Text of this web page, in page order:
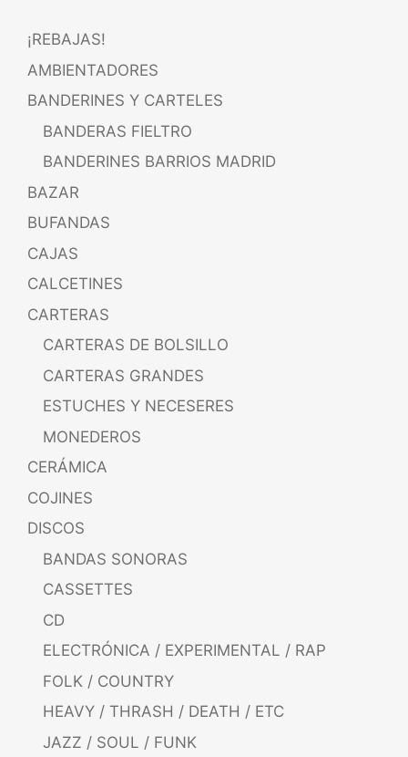
¡REBAJAS!
AMBIENTADORES
BANDERINES Y CARTELES
BANDERAS FIELTRO
BANDERINES BARRIOS MADRID
BAZAR
BUFANDAS
CAJAS
CALCETINES
CARTERAS
CARTERAS DE BOLSILLO
CARTERAS GRANDES
ESTUCHES Y NECESERES
MONEDEROS
CERÁMICA
COJINES
DISCOS
BANDAS SONORAS
CASSETTES
CD
ELECTRÓNICA / EXPERIMENTAL / RAP
FOLK / COUNTRY
HEAVY / THRASH / DEATH / ETC
JAZZ / SOUL / FUNK